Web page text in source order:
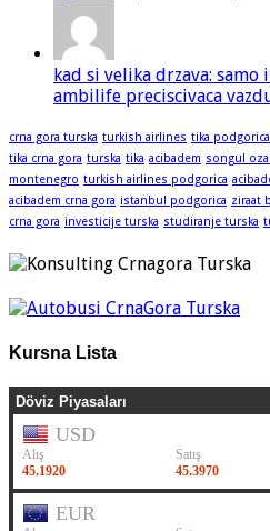
kad si velika drzava:
ambilife preciscivaca
crna gora turska turkish airlines tika podgorica
tika crna gora turska tika acibadem songul
montenegro turkish airlines podgorica
acibadem crna gora istanbul podgorica ziraat
crna gora investicije turska studiranje turska
Kursna Lista